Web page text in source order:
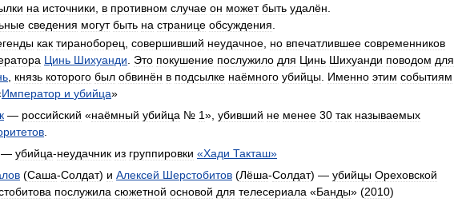
на источники в противном случае он может быть удалён
сведения могут быть на странице обсуждения
как тираноборец совершивший неудачное но впечатлившее современников
Цинь Шихуанди Это покушение послужило для Цинь Шихуанди поводом для
князь которого был обвинён в подсылке наёмного убийцы Именно этим событиям
Император и убийца»
— российский «наёмный убийца № 1», убивший не менее 30 так называемых
— убийца-неудачник из группировки «Хади Такташ»
(Cаша-Солдат) и Алексей Шерстобитов (Лёша-Солдат) — убийцы Ореховской
послужила сюжетной основой для телесериала «Банды» (2010)